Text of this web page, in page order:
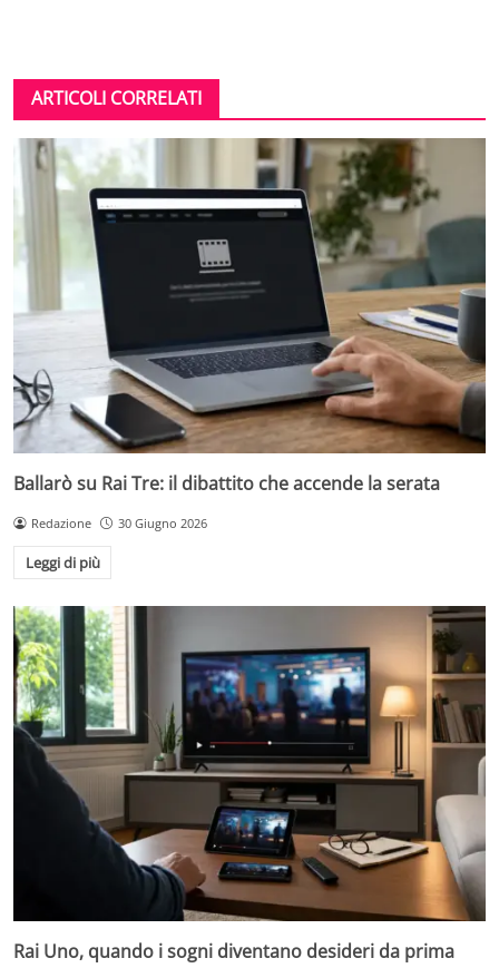
ARTICOLI CORRELATI
Ballarò su Rai Tre: il dibattito che accende la serata
Redazione 30 Giugno 2026
Leggi di più
Rai Uno, quando i sogni diventano desideri da prima